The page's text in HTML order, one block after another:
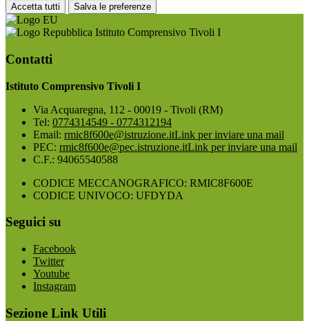
Accetta tutti Salva le preferenze
Istituto Comprensivo Tivoli I
Contatti
Istituto Comprensivo Tivoli I
Via Acquaregna, 112 - 00019 - Tivoli (RM)
Tel: 0774314549 - 0774312194
Email: rmic8f600e@istruzione.itLink per inviare una mail
PEC: rmic8f600e@pec.istruzione.itLink per inviare una mail
C.F.: 94065540588
CODICE MECCANOGRAFICO: RMIC8F600E
CODICE UNIVOCO: UFDYDA
Seguici su
Facebook
Twitter
Youtube
Instagram
Sezione Link Utili